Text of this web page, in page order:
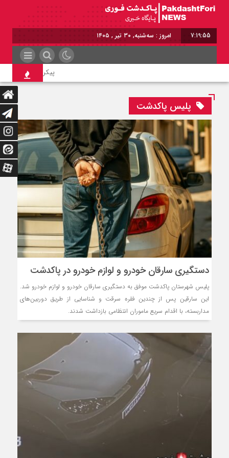
7:19:55 امروز : سه‌شنبه, ۳۰ تیر , ۱۴۰۵
پیکر ۲ بسیجی که زنده‌زنده سوزانده شدند امروز تشییع می‌شوند
پلیس پاکدشت
دستگیری سارقان خودرو و لوازم خودرو در پاکدشت
پلیس شهرستان پاکدشت موفق به دستگیری سارقان خودرو و لوازم خودرو شد.
این سارقین پس از چندین فقره سرقت و شناسایی از طریق دوربین‌های
مداربسته، با اقدام سریع ماموران انتظامی بازداشت شدند.